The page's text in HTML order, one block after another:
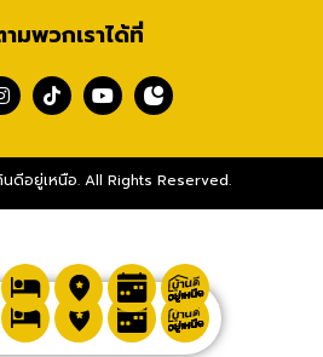
มพวกเราได้ที่
ดีอยู่เหนือ. All Rights Reserved.